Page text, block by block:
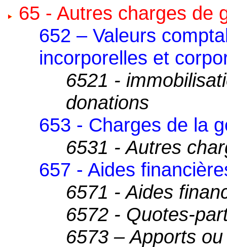
65 - Autres charges de
652 – Valeurs
incorporelles et
6521 -
donations
653 - Charges de la
6531 - Autres
657 - Aides
6571 - Aides
6572 - Quotes-
6573 – Apports